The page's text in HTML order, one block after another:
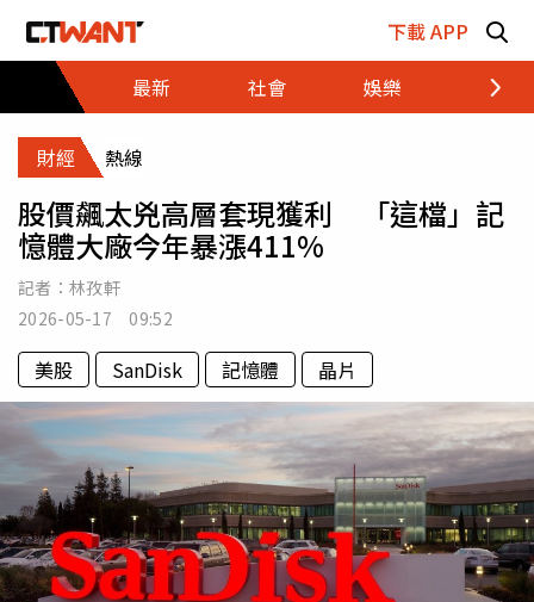
下載 APP
最新
社會 娛樂 財經
財經 熱線
股價飆太兇高層套現獲利 「這檔」記
憶體大廠今年暴漲411%
記者： 林孜軒
2026-05-17 09:52
美股 SanDisk 記憶體 晶片